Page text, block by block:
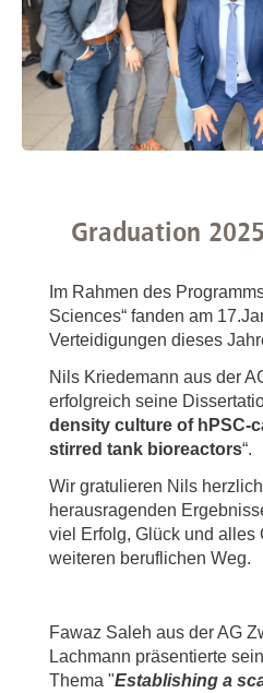
Graduation 2025
Im Rahmen des
Sciences“ fanden am
Verteidigungen dieses
Nils Kriedemann aus der
erfolgreich seine
density culture of hPSC-
stirred tank bioreactors“.
Wir gratulieren Nils
herausragenden
viel Erfolg, Glück und alles
weiteren beruflichen Weg.
Fawaz Saleh aus der AG
Lachmann präsentierte
Thema "Establishing a